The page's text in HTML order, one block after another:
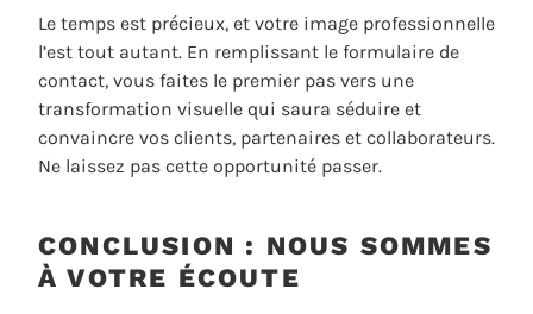
Le temps est précieux, et votre image professionnelle
l’est tout autant. En remplissant le formulaire de
contact, vous faites le premier pas vers une
transformation visuelle qui saura séduire et
convaincre vos clients, partenaires et collaborateurs.
Ne laissez pas cette opportunité passer.
CONCLUSION : NOUS SOMMES
À VOTRE ÉCOUTE